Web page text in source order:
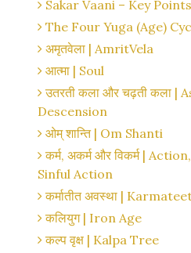
Sakar Vaani – Key
The Four Yuga (Age)
अमृतवेला | AmritVela
आत्मा | Soul
उतरती कला और चढ़ती कला |
Descension
ओम् शान्ति | Om Shanti
कर्म, अकर्म और विकर्म |
Sinful Action
कर्मातीत अवस्था |
कलियुग | Iron Age
कल्प वृक्ष | Kalpa Tree